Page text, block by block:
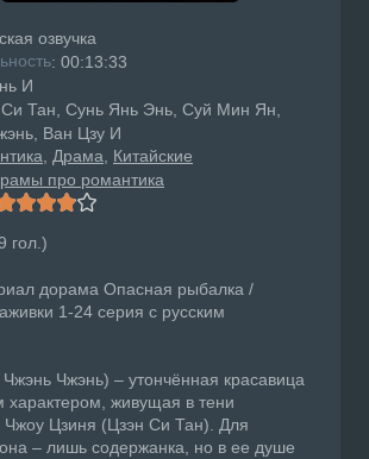
озвучка
: 00:13:33
И
Си Тан, Сунь Янь Энь, Суй Мин Ян,
Ван Цзу И
Драма Китайские
про романтика
гол.)
дорама Опасная рыбалка /
1-24 серия с русским
Чжэнь) – утончённая красавица
характером, живущая в тени
Чжоу Цзиня (Цзэн Си Тан). Для
– лишь содержанка, но в ее душе